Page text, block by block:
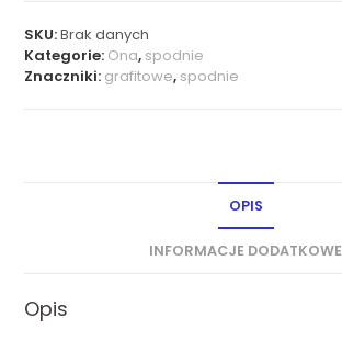
SKU:Brak danych
Kategorie: Ona, spodnie
Znaczniki: grafitowe, spodnie
OPIS
INFORMACJE DODATKOWE
Opis